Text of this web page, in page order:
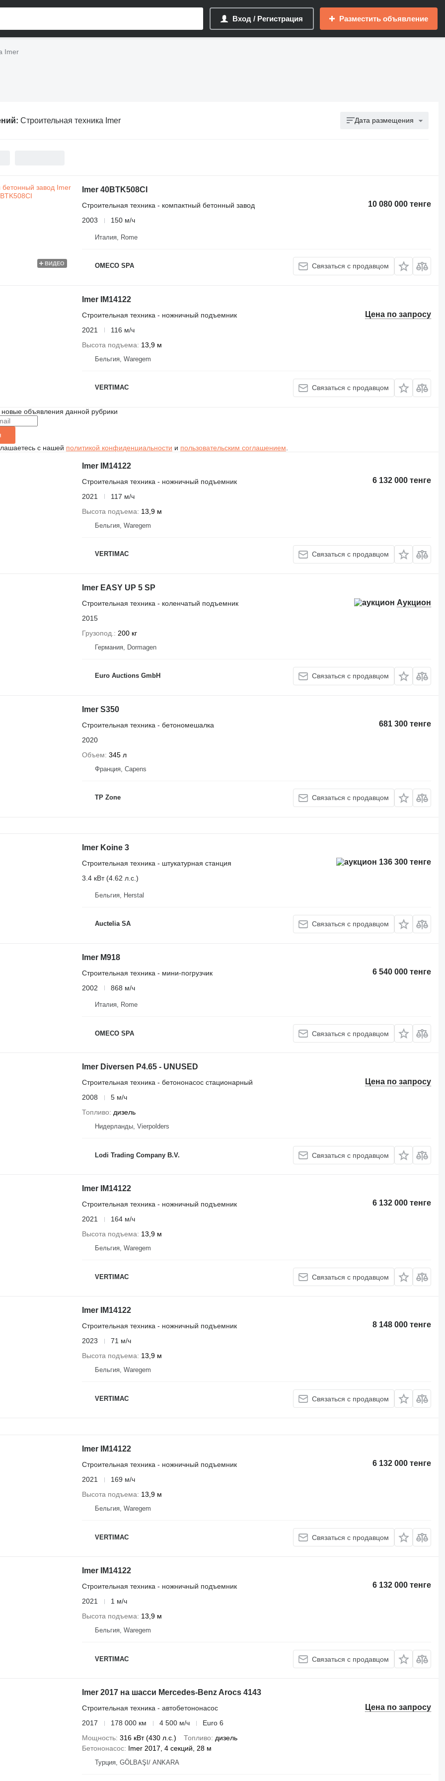
Вход / Регистрация Разместить объявление
Imer
Строительная техника Imer Дата размещения
ВИДЕО
Imer 40BTK508CI
10 080 000 тенге
Строительная техника - компактный бетонный завод
2003
150 м/ч
Италия, Rome
OMECO SPA Связаться с продавцом
Imer IM14122
Цена по запросу
Строительная техника - ножничный подъемник
2021
116 м/ч
Высота подъема
13,9 м
Бельгия, Waregem
VERTIMAC Связаться с продавцом
объявления данной рубрики
с нашей политикой конфиденциальности и пользовательским соглашением
Imer IM14122
6 132 000 тенге
Строительная техника - ножничный подъемник
2021
117 м/ч
Высота подъема
13,9 м
Бельгия, Waregem
VERTIMAC Связаться с продавцом
Imer EASY UP 5 SP
Аукцион
Строительная техника - коленчатый подъемник
2015
Грузопод.
200 кг
Германия, Dormagen
Euro Auctions GmbH Связаться с продавцом
Imer S350
681 300 тенге
Строительная техника - бетономешалка
2020
Объем 345 л
Франция, Capens
TP Zone Связаться с продавцом
Imer Koine 3
136 300 тенге
Строительная техника - штукатурная станция
3.4 кВт (4.62 л.с.)
Бельгия, Herstal
Auctelia SA Связаться с продавцом
Imer M918
6 540 000 тенге
Строительная техника - мини-погрузчик
2002
868 м/ч
Италия, Rome
OMECO SPA Связаться с продавцом
Imer Diversen P4.65 - UNUSED
Цена по запросу
Строительная техника - бетононасос стационарный
2008
5 м/ч
Топливо дизель
Нидерланды, Vierpolders
Lodi Trading Company B.V. Связаться с продавцом
Imer IM14122
6 132 000 тенге
Строительная техника - ножничный подъемник
2021
164 м/ч
Высота подъема 13,9 м
Бельгия, Waregem
VERTIMAC Связаться с продавцом
Imer IM14122
8 148 000 тенге
Строительная техника - ножничный подъемник
2023
71 м/ч
Высота подъема 13,9 м
Бельгия, Waregem
VERTIMAC Связаться с продавцом
Imer IM14122
6 132 000 тенге
Строительная техника - ножничный подъемник
2021
169 м/ч
Высота подъема
13,9 м
Бельгия, Waregem
VERTIMAC Связаться с продавцом
Imer IM14122
6 132 000 тенге
Строительная техника - ножничный подъемник
2021
1 м/ч
Высота подъема
13,9 м
Бельгия, Waregem
VERTIMAC Связаться с продавцом
Imer 2017 на шасси Mercedes-Benz Arocs 4143
Цена по запросу
Строительная техника - автобетононасос
2017
178 000 км 4 500 м/ч
Euro 6
Мощность 316 кВт (430 л.с.) Топливо
дизель
Бетононасос Imer 2017, 4 секций, 28 м
Турция, GÖLBAŞI/ ANKARA